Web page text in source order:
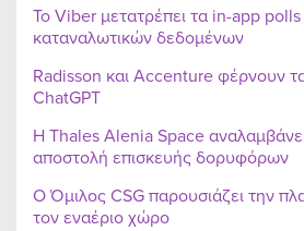
Το Viber μετατρέπει τα in-app polls
καταναλωτικών δεδομένων
Radisson και Accenture φέρνουν
ChatGPT
Η Thales Alenia Space
αποστολή επισκευής δορυφόρων
Ο Όμιλος CSG παρουσιάζει την
τον εναέριο χώρο